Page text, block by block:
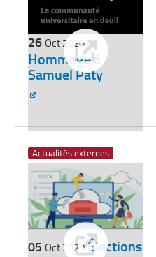
26Oct 2020
Hommage à
Samuel Paty
Actualités externes
05 Oct 2020Élections